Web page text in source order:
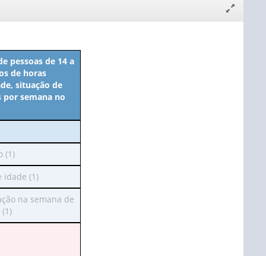
janela
pessoas de 14 a
de horas
situação de
por semana no
(1)
(1)
na semana de